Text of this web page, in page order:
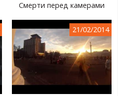
Смерти перед камерами
21/02/2014